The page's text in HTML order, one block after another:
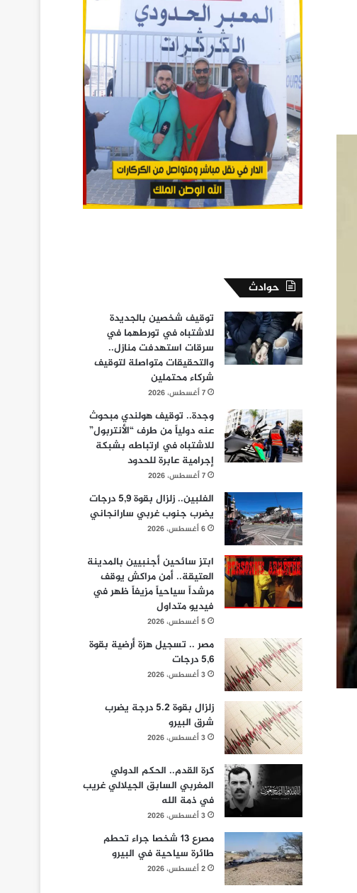
حوادث
توقيف شخصين بالجديدة
للاشتباه في تورطهما في
سرقات استهدفت منازل..
والتحقيقات متواصلة لتوقيف
شركاء محتملين
7 أغسطس، 2026
وجدة.. توقيف هولندي مبحوث
عنه دولياً من طرف “الأنتربول”
للاشتباه في ارتباطه بشبكة
إجرامية عابرة للحدود
7 أغسطس، 2026
الفلبين.. زلزال بقوة 5,9 درجات
يضرب جنوب غربي سارانجاني
6 أغسطس، 2026
ابتز سائحين أجنبيين بالمدينة
العتيقة.. أمن مراكش يوقف
مرشداً سياحياً مزيفاً ظهر في
فيديو متداول
5 أغسطس، 2026
مصر .. تسجيل هزة أرضية بقوة
5,6 درجات
3 أغسطس، 2026
زلزال بقوة 5.2 درجة يضرب
شرق البيرو
3 أغسطس، 2026
كرة القدم.. الحكم الدولي
المغربي السابق الجيلالي غريب
في ذمة الله
3 أغسطس، 2026
مصرع 13 شخصا جراء تحطم
طائرة سياحية في البيرو
2 أغسطس، 2026